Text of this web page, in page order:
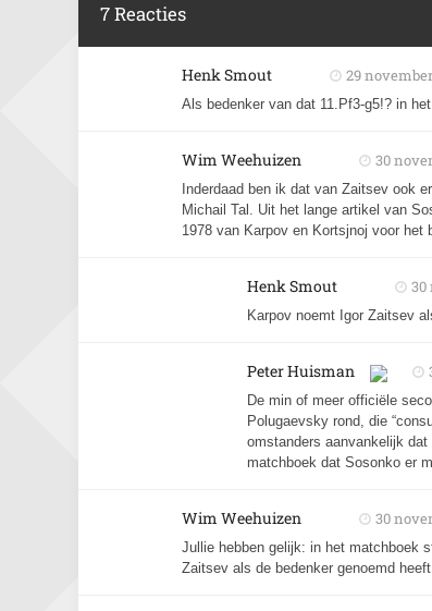
7 Reacties
Henk Smout 29
Als bedenker van dat 11.Pf3-g5!? in
Wim Weehuizen 30
Inderdaad ben ik dat van Zaitsev ook
Michail Tal. Uit het lange artikel van
1978 van Karpov en Kortsjnoj voor het
Henk Smout 30
Karpov noemt Igor Zaitsev
Peter Huisman
De min of meer officiële
Polugaevsky rond, die
omstanders aanvankelijk
matchboek dat Sosonko er
Wim Weehuizen 30
Jullie hebben gelijk: in het matchboek
Zaitsev als de bedenker genoemd